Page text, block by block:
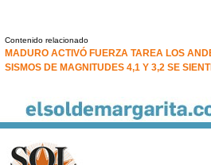
Contenido relacionado
MADURO ACTIVÓ FUERZA TAREA LOS
SISMOS DE MAGNITUDES 4,1 Y 3,2 SE